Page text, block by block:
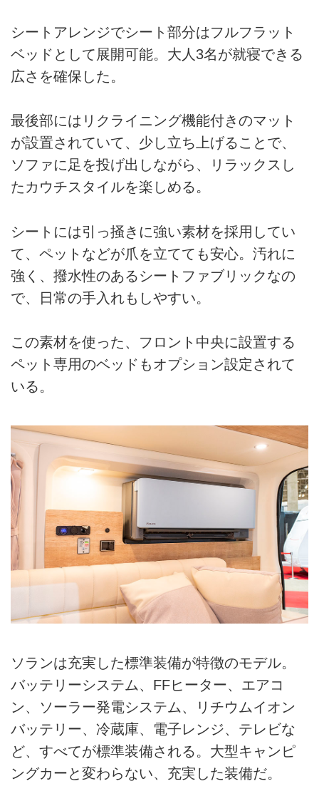
シートアレンジでシート部分はフルフラット
ベッドとして展開可能。大人3名が就寝できる
広さを確保した。
最後部にはリクライニング機能付きのマット
が設置されていて、少し立ち上げることで、
ソファに足を投げ出しながら、リラックスし
たカウチスタイルを楽しめる。
シートには引っ掻きに強い素材を採用してい
て、ペットなどが爪を立てても安心。汚れに
強く、撥水性のあるシートファブリックなの
で、日常の手入れもしやすい。
この素材を使った、フロント中央に設置する
ペット専用のベッドもオプション設定されて
いる。
ソランは充実した標準装備が特徴のモデル。
バッテリーシステム、FFヒーター、エアコ
ン、ソーラー発電システム、リチウムイオン
バッテリー、冷蔵庫、電子レンジ、テレビな
ど、すべてが標準装備される。大型キャンピ
ングカーと変わらない、充実した装備だ。